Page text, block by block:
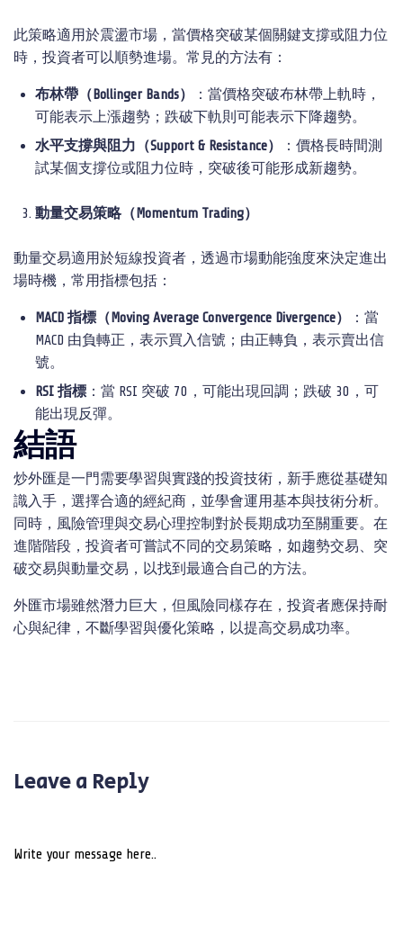
此策略適用於震盪市場，當價格突破某個關鍵支撐或阻力位
時，投資者可以順勢進場。常見的方法有：
布林帶（ Bollinger Bands）
：當價格突破布林帶上軌時，
可能表示上漲趨勢；跌破下軌則可能表示下降趨勢。
水平支撐與阻力（Support & Resistance）
：價格長時間測
試某個支撐位或阻力位時，突破後可能形成新趨勢。
動量交易策略（ Momentum Trading）
動量交易適用於短線投資者，透過市場動能強度來決定進出
場時機，常用指標包括：
MACD 指標（ Moving Average Convergence Divergence）
：當
MACD 由負轉正，表示買入信號；由正轉負，表示賣出信
號。
RSI 指標 ：當 RSI 突破 70，可能出現回調；跌破 30，可
能出現反彈。
結語
炒外匯是一門需要學習與實踐的投資技術，新手應從基礎知
識入手，選擇合適的經紀商，並學會運用基本與技術分析。
同時，風險管理與交易心理控制對於長期成功至關重要。在
進階階段，投資者可嘗試不同的交易策略，如趨勢交易、突
破交易與動量交易，以找到最適合自己的方法。
外匯市場雖然潛力巨大，但風險同樣存在，投資者應保持耐
心與紀律，不斷學習與優化策略，以提高交易成功率。
Leave a Reply